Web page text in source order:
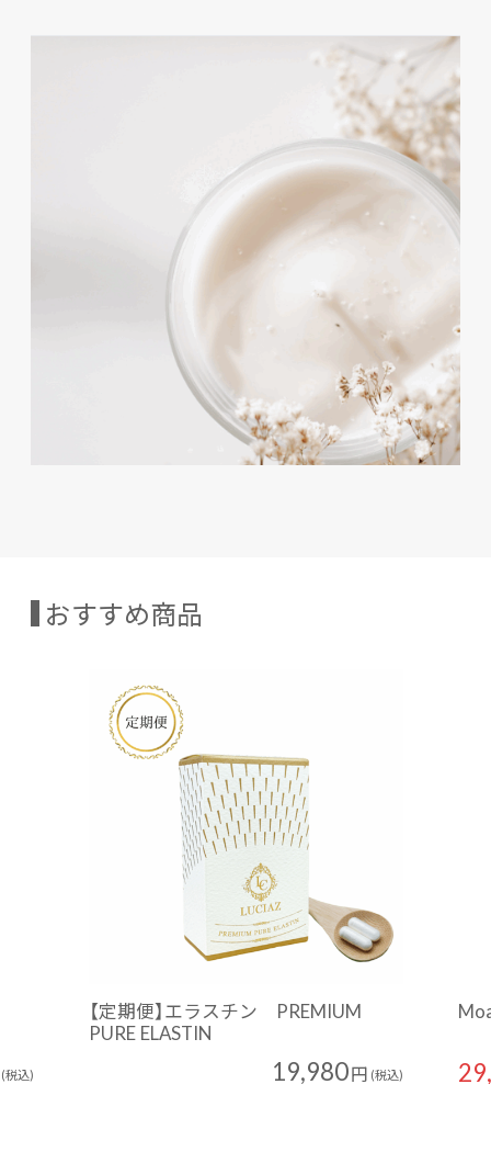
おすすめ商品
(税込)
【定期便】エラスチン PREMIUM
PURE ELASTIN
19,980円 (税込)